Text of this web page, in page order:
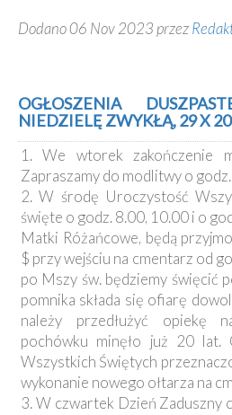
Dodano 06 Nov 2023 przez
OGŁOSZENIA
NIEDZIELĘ ZWYKŁĄ, 29 X
1. We wtorek zakończenie
Zapraszamy do modlitwy o
2. W środę Uroczystość
święte o godz. 8.00, 10.00 i o
Matki Różańcowe, będą
$ przy wejściu na cmentarz od
po Mszy św. będziemy święcić
pomnika składa się ofiarę
należy przedłużyć opiekę
pochówku minęło już 20
Wszystkich Świętych
wykonanie nowego ołtarza na
3. W czwartek Dzień Zaduszny